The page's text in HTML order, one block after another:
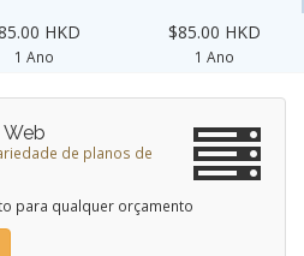
HKD
1 Ano
$85.00 HKD
1 Ano
de planos de
para qualquer orçamento